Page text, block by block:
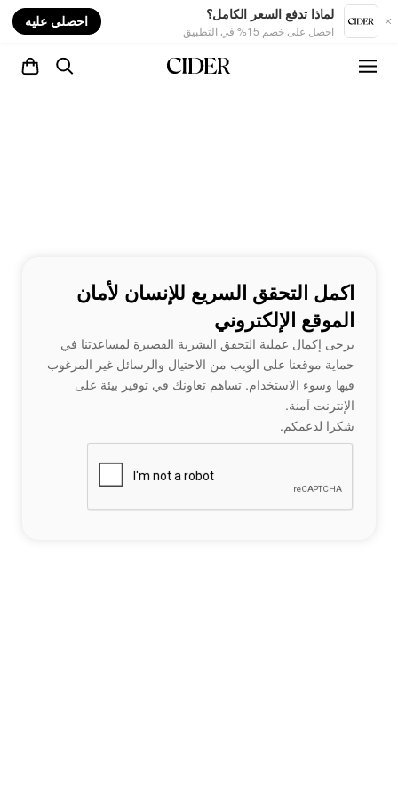
لماذا تدفع السعر الكامل؟
احصل على خصم 15% في التطبيق
احصلي عليه
اكمل التحقق السريع للإنسان لأمان
الموقع الإلكتروني
يرجى إكمال عملية التحقق البشرية القصيرة لمساعدتنا في
حماية موقعنا على الويب من الاحتيال والرسائل غير المرغوب
فيها وسوء الاستخدام. تساهم تعاونك في توفير بيئة على
الإنترنت آمنة.
شكرا لدعمكم.